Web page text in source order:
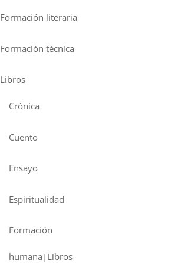
Formación literaria
Formación técnica
Libros
Crónica
Cuento
Ensayo
Espiritualidad
Formación
humana|Libros